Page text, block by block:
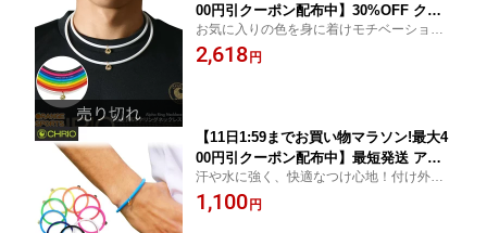
00円引クーポン配布中】30%OFF クリ
オ CHRIO アルファリングネックレス C
hrio Alpha Ring Necklace アクセサリ
お気に入りの色を身に着けモチベーション
アップ！！
2,618円
【11日1:59までお買い物マラソン!最大4
00円引クーポン配布中】最短発送 アウ
トレット価格 50%OFF クリオ CHRIO
クリオ アルファリングブレスレット Ch
汗や水に強く、快適なつけ心地！付け外し
も簡単！
1,100円